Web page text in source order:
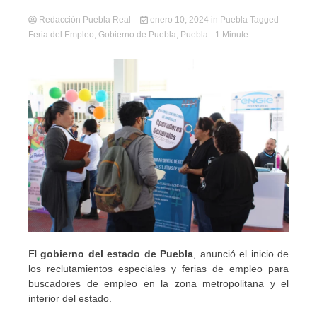
Redacción Puebla Real enero 10, 2024 in Puebla Tagged
Feria del Empleo, Gobierno de Puebla, Puebla - 1 Minute
Elgobierno del estado de Puebla , anunció el inicio de
los reclutamientos especiales y ferias de empleo para
buscadores de empleo en la zona metropolitana y el
interior del estado.